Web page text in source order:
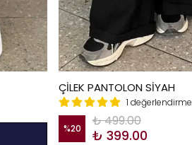
ÇİLEK PANTOLON SİYAH
1 değerlendirme
%20 ₺ 499.00
₺ 399.00